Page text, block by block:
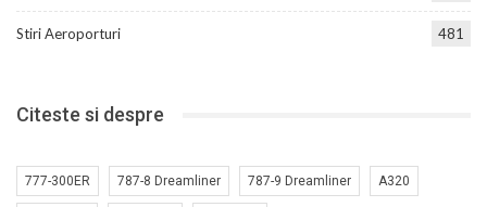
Stiri Aeroporturi 481
Citeste si despre
777-300ER 787-8 Dreamliner 787-9 Dreamliner A320